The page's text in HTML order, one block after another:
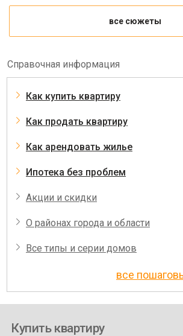
все сюжеты
Справочная информация
Как купить квартиру
Как продать квартиру
Как арендовать жилье
Ипотека без проблем
Акции и скидки
О районах города и области
Все типы и серии домов
все
Купить квартиру